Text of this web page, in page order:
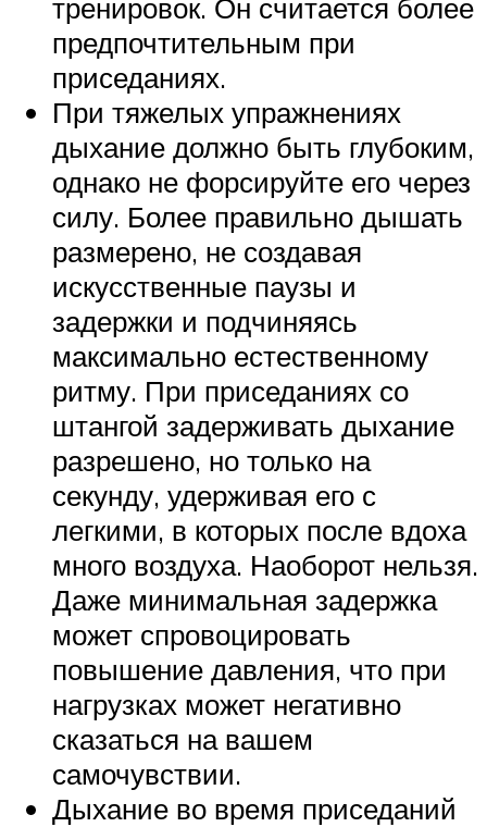
тренировок. Он считается более
предпочтительным при
приседаниях.
При тяжелых упражнениях
дыхание должно быть глубоким,
однако не форсируйте его через
силу. Более правильно дышать
размерено, не создавая
искусственные паузы и
задержки и подчиняясь
максимально естественному
ритму. При приседаниях со
штангой задерживать дыхание
разрешено, но только на
секунду, удерживая его с
легкими, в которых после вдоха
много воздуха. Наоборот нельзя.
Даже минимальная задержка
может спровоцировать
повышение давления, что при
нагрузках может негативно
сказаться на вашем
самочувствии.
Дыхание во время приседаний